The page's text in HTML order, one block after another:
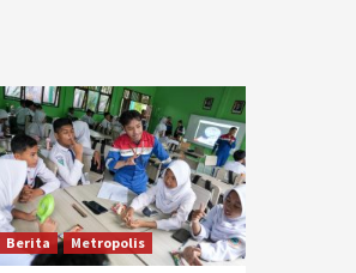
Berita Metropolis